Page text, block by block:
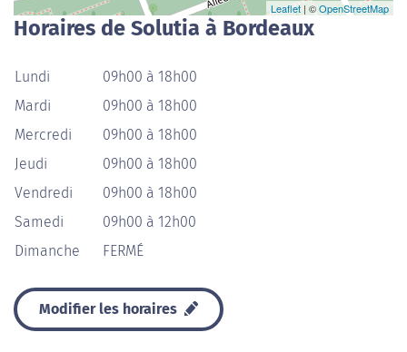
Leaflet | ©OpenStreetMap
Horaires de Solutia à Bordeaux
Lundi
09h00 à 18h00
Mardi
09h00 à 18h00
Mercredi
09h00 à 18h00
Jeudi
09h00 à 18h00
Vendredi
09h00 à 18h00
Samedi
09h00 à 12h00
Dimanche
FERMÉ
Modifier les horaires